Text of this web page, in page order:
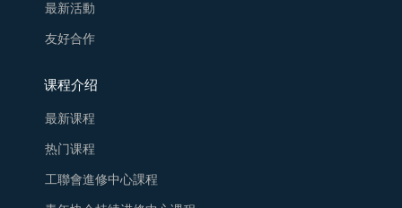
最新活動
友好合作
课程介绍
最新课程
热门课程
工聯會進修中心課程